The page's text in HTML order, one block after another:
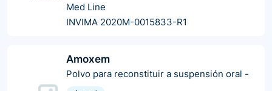
Med Line
INVIMA 2020M-0015833-R1
Amoxem
Polvo para reconstituir a suspensión oral -